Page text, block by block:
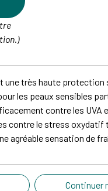
une très haute protection
les peaux sensibles
contre les UVA
contre le stress oxydatif
agréable sensation de
Continuer